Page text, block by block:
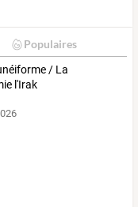
Populaires
/ La
l'Irak